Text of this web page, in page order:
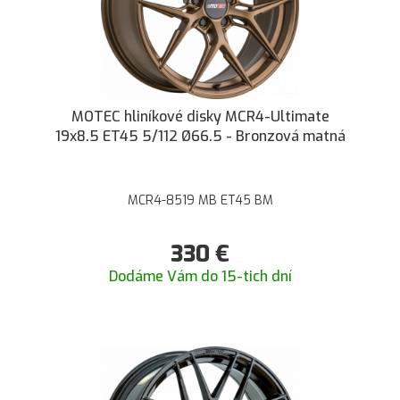
MOTEC hliníkové disky MCR4-Ultimate
19x8.5 ET45 5/112 Ø66.5 - Bronzová matná
MCR4-8519 MB ET45 BM
330 €
Dodáme Vám do 15-tich dní